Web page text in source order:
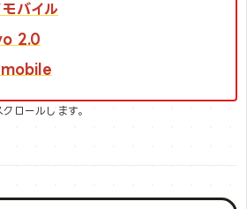
バイル
2.0
ロールします。